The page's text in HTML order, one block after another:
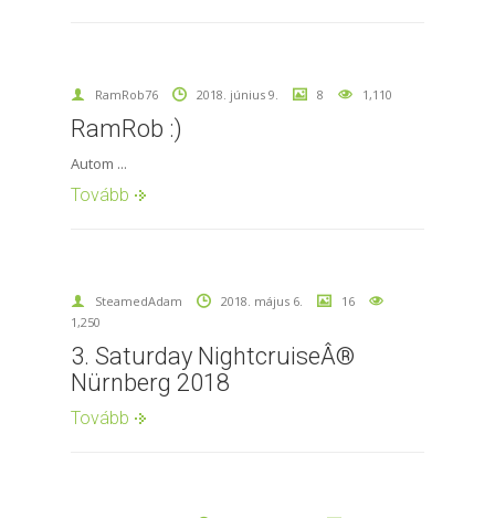
RamRob76 2018. június 9. 8 1,110
RamRob :)
Autom ...
Tovább
SteamedAdam 2018. május 6.
16
1,250
3. Saturday NightcruiseÂ®
Nürnberg 2018
Tovább